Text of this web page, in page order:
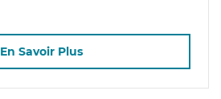
En Savoir Plus